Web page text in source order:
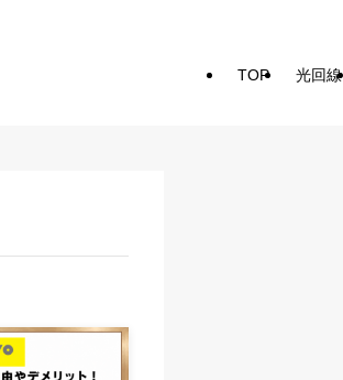
TOP 光回線